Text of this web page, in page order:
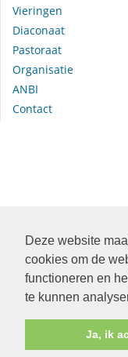
Deze website
cookies om de
functioneren en
te kunnen
Ja, ik
Vieringen
Diaconaat
Pastoraat
Organisatie
ANBI
Contact